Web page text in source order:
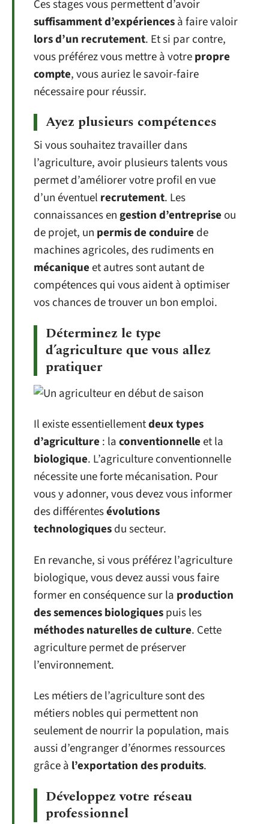
Ces stages vous permettent d’avoir
suffisamment d’expériencesà faire valoir
lors d’un recrutement. Et si par contre,
vous préférez vous mettre à votrepropre
compte, vous auriez le savoir-faire
nécessaire pour réussir.
Ayez plusieurs compétences
Si vous souhaitez travailler dans
l’agriculture, avoir plusieurs talents vous
permet d’améliorer votre profil en vue
d’un éventuel recrutement. Les
connaissances engestion d’entreprise ou
de projet, un permis de conduire de
machines agricoles, des rudiments en
mécaniqueet autres sont autant de
compétences qui vous aident à optimiser
vos chances de trouver un bon emploi.
Déterminez le type
d’agriculture que vous allez
pratiquer
Il existe essentiellementdeux types
d’agriculture : laconventionnelleet la
biologique. L’agriculture conventionnelle
nécessite une forte mécanisation. Pour
vous y adonner, vous devez vous informer
des différentesévolutions
technologiquesdu secteur.
En revanche, si vous préférez l’agriculture
biologique, vous devez aussi vous faire
former en conséquence sur la production
des semences biologiquespuis les
méthodes naturelles de culture. Cette
agriculture permet de préserver
l’environnement.
Les métiers de l’agriculture sont des
métiers nobles qui permettent non
seulement de nourrir la population, mais
aussi d’engranger d’énormes ressources
grâce à l’exportation des produits.
Développez votre réseau
professionnel